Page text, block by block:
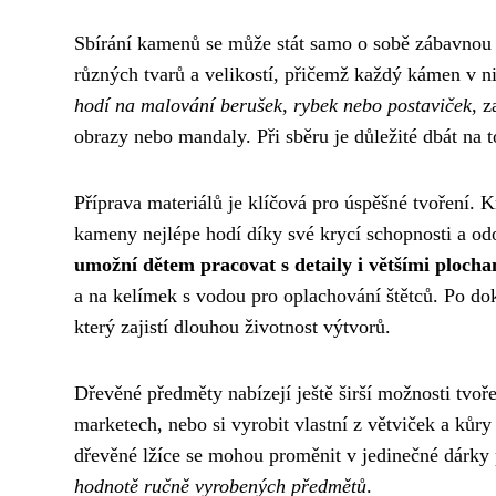
Sbírání kamenů se může stát samo o sobě
různých tvarů a velikostí, přičemž každý kámen v
hodí na malování berušek, rybek nebo postaviček,
obrazy nebo mandaly. Při sběru je důležité dbát na
Příprava materiálů je klíčová pro úspěšné tvoření.
kameny nejlépe hodí díky své krycí schopnosti a
umožní dětem pracovat s detaily i většími
a na kelímek s vodou pro oplachování štětců. Po
který zajistí dlouhou životnost výtvorů.
Dřevěné předměty nabízejí ještě širší možnosti
marketech, nebo si vyrobit vlastní z větviček a
dřevěné lžíce se mohou proměnit v jedinečné
hodnotě ručně vyrobených předmětů.